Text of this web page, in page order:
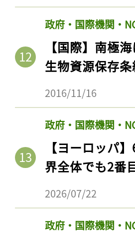
政府・国際機関・
【国際】南極
生物資源保存
2016/11/16
政府・国際機関・
【ヨーロッパ
界全体でも2番
2026/07/22
政府・国際機関・